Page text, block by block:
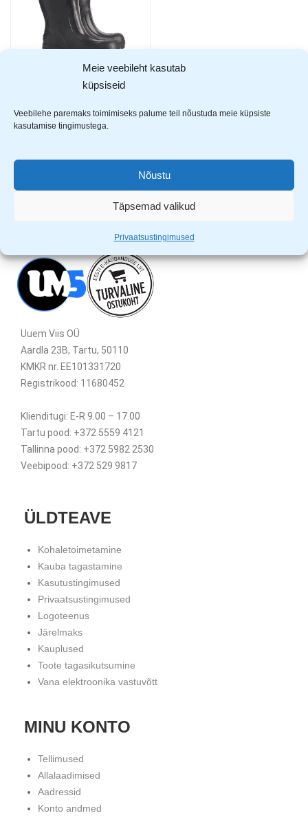
Meie veebileht kasutab
küpsiseid
Veebilehe paremaks toimimiseks palume teil nõustuda meie küpsiste
kasutamise tingimustega.
Nõustu
Täpsemad valikud
Privaatsustingimused
Showing all 5 results
Uuem Viis OÜ
Aardla 23B, Tartu, 50110
KMKR nr. EE101331720
Registrikood: 11680452
Klienditugi: E-R 9.00 – 17.00
Tartu pood: +372 5559 4121
Tallinna pood: +372 5982 2530
Veebipood: +372 529 9817
ÜLDTEAVE
Kohaletoimetamine
Kauba tagastamine
Kasutustingimused
Privaatsustingimused
Logoteenus
Järelmaks
Kauplused
Toote tagasikutsumine
Vana elektroonika vastuvõtt
MINU KONTO
Tellimused
Allalaadimised
Aadressid
Konto andmed